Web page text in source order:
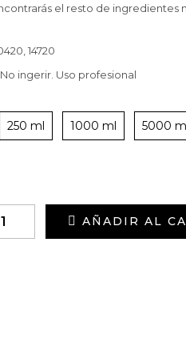
el resto de ingredientes
14720
ingerir. Uso profesional
250 ml 1000 ml 5000
AÑADIR AL